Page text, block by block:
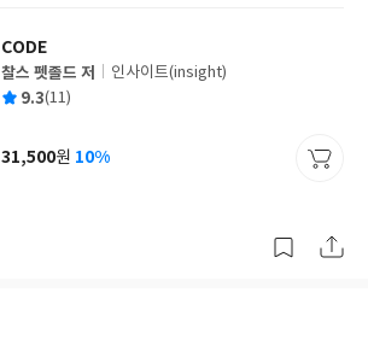
CODE
글
쓴
찰스 펫졸드 저
출
사
인사이트(insight)
평 9.3(11)
가
31,500원 10%